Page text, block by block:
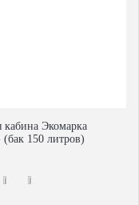
кабина Экомарка
150 литров)